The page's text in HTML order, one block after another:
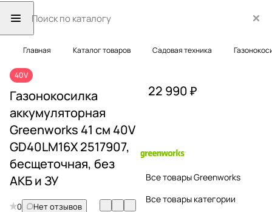
Главная Каталог товаров Садовая техника
40V
Газонокосилка
аккумуляторная
Greenworks 41 см 40V
GD40LM16X 2517907,
бесщеточная, без
АКБ и ЗУ
0
Нет отзывов
22 990 ₽
Все товары Greenworks
Все товары категории